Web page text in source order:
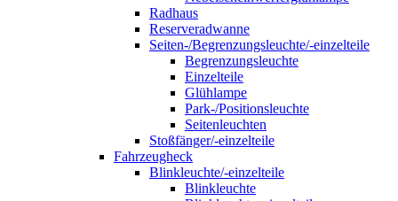
Radhaus
Reserveradwanne
Seiten-/Begrenzungsleuchte/-einzelteile
Begrenzungsleuchte
Einzelteile
Glühlampe
Park-/Positionsleuchte
Seitenleuchten
Stoßfänger/-einzelteile
Fahrzeugheck
Blinkleuchte/-einzelteile
Blinkleuchte